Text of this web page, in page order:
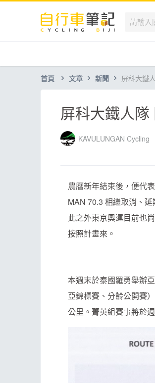
首頁 文章 新聞 屏科大鐵
屏科大鐵人
KAVULUNGAN Cycling
農曆新年結束後，便代
MAN 70.3 相繼取消、
此之外東京奧運目前也
按照計畫來。
本週末於泰國羅勇舉辦
亞錦標賽、分齡公開賽
公里。菁英組賽事將於